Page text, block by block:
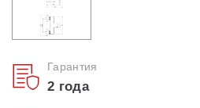
Гарантия
2 года